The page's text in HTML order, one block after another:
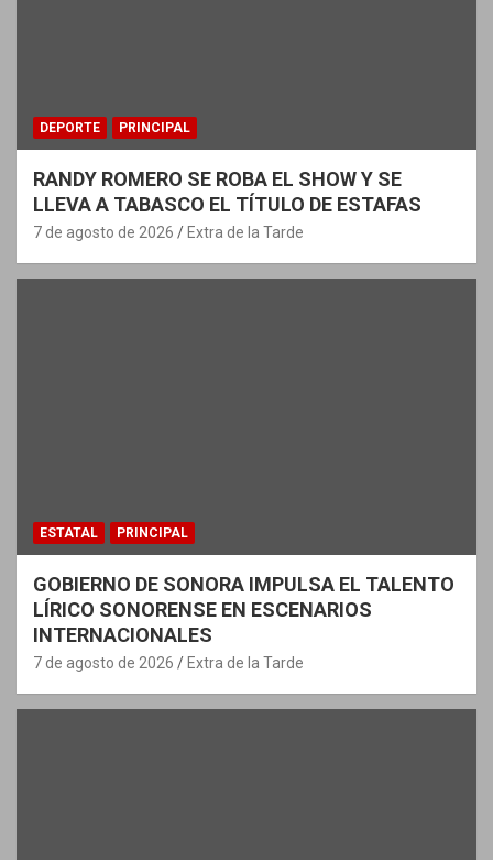
DEPORTE PRINCIPAL
RANDY ROMERO SE ROBA EL SHOW Y SE
LLEVA A TABASCO EL TÍTULO DE ESTAFAS
7 de agosto de 2026 Extra de la Tarde
ESTATAL PRINCIPAL
GOBIERNO DE SONORA IMPULSA EL TALENTO
LÍRICO SONORENSE EN ESCENARIOS
INTERNACIONALES
7 de agosto de 2026 Extra de la Tarde